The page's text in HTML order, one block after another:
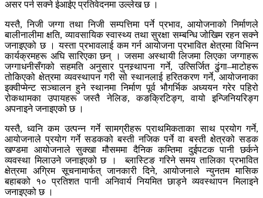
असर पर्न सक्ने ईआईए प्रतिवेदनमा उल्लेख छ ।
यस्तै, निजी जग्गा तथा निजी सम्पत्तिमा पर्ने प्रभाव, आयोजनाको निर्माणले
बालीनालीमा क्षति, व्यावसायिक स्वास्थ्य तथा सुरक्षा सम्बन्धि जोखिम रहन सक्ने
जनाइएको छ । यस्ता प्रभावलाई कम गर्न आयोजना प्रभावित क्षेत्रमा विभिन्न
कार्यक्रमहरू अघि सारिएका छन् । जसमा अस्थायी लिजमा लिएका जग्गाहरू
जग्गाधनीसँगको सहमति अनुसार पुनस्र्थापना गर्ने, उत्सिर्जित ढुंगा–माटोहरू
तोकिएको क्षेत्रमा व्यवस्थापन गरी सो स्थानलाई हरितकरण गर्ने, आयोजनाका
इक्वीप्मेन्ट सञ्चालन हुने स्थानमा निर्माण पूर्व भौगर्भिक अध्ययन गरेर पहिरो
रोकथामका उपायहरू जस्तै नेलिङ, कङक्रिटिङ्ग, वायो इन्जिनियरिङ्ग
अपनाइने जनाइएको छ ।
यस्तै, ध्वनि कम उत्पन्न गर्ने सामग्रीहरू प्राथमिकताका साथ प्रयोग गर्ने,
आयोजनाले प्रयोग गर्ने सडकको बस्ती नजिक पर्ने वा बस्ती क्षेत्रको सडक
खण्डमा आयोजनाले सुक्खा मौसममा दैनिक कम्तिमा दुईपटक पानी छर्कने
व्यवस्था मिलाउने जनाइएको छ । ब्लास्टिङ गरिने समय तालिका प्रभावित
क्षेत्रमा अग्रिम सूचनामार्फत् जानकारी दिने, आयोजनाले न्युनतम मासिक
बहाबको १० प्रतिशत पानी अनिवार्य नियमित छाड्ने व्यवस्थापन मिलाइने
जनाइएको छ ।